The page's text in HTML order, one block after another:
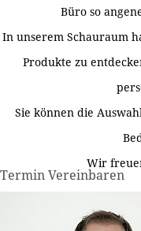
Büro so
In unserem Schauraum
Produkte zu
Sie können die
Wir
Termin Vereinbaren